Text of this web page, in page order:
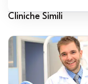
Cliniche Simili